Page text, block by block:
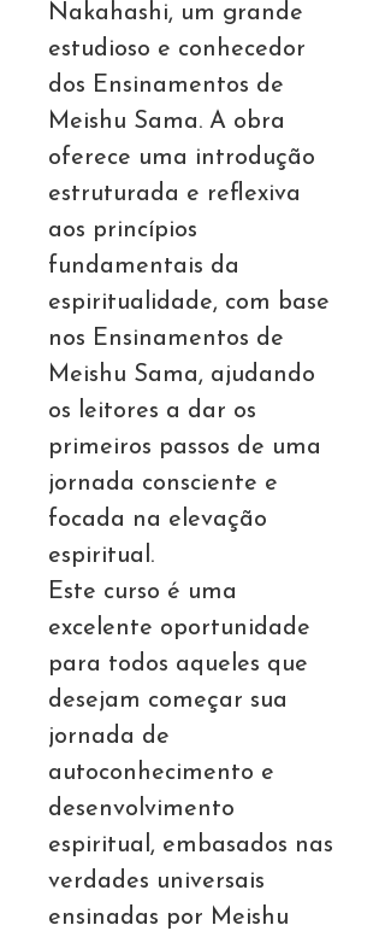
Nakahashi, um grande
estudioso e conhecedor
dos Ensinamentos de
Meishu Sama. A obra
oferece uma introdução
estruturada e reflexiva
aos princípios
fundamentais da
espiritualidade, com base
nos Ensinamentos de
Meishu Sama, ajudando
os leitores a dar os
primeiros passos de uma
jornada consciente e
focada na elevação
espiritual.
Este curso é uma
excelente oportunidade
para todos aqueles que
desejam começar sua
jornada de
autoconhecimento e
desenvolvimento
espiritual, embasados nas
verdades universais
ensinadas por Meishu